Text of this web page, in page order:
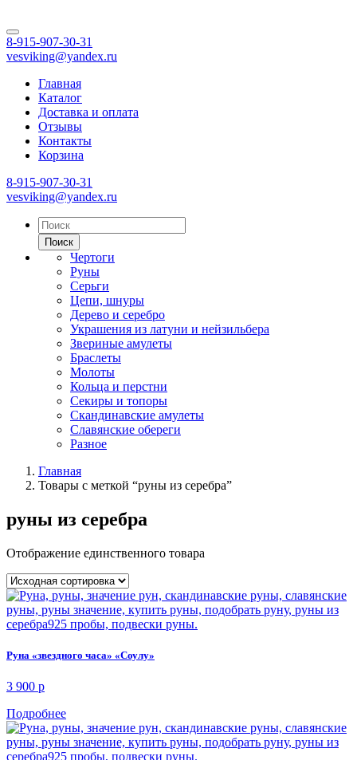
8-915-907-30-31
vesviking@yandex.ru
Главная
Каталог
Доставка и оплата
Отзывы
Контакты
Корзина
8-915-907-30-31
vesviking@yandex.ru
Поиск
Чертоги
Руны
Серьги
Цепи, шнуры
Дерево и серебро
Украшения из латуни и нейзильбера
Звериные амулеты
Браслеты
Молоты
Кольца и перстни
Секиры и топоры
Скандинавские амулеты
Славянские обереги
Разное
Главная
Товары с меткой “руны из серебра”
руны из серебра
Отображение единственного товара
Руна «звездного часа» «Соулу»
3 900 p
Подробнее